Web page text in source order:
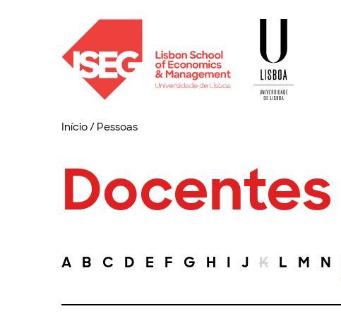
Início/ Pessoas
Docentes
A B C D E F G H I J K L M N